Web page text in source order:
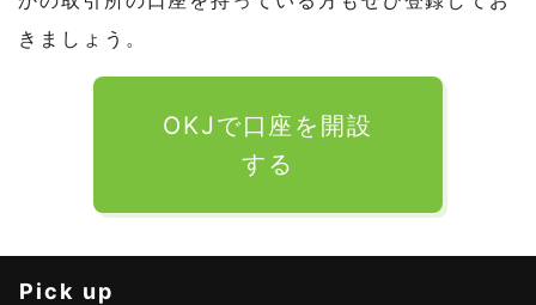
きましょう。
OKJで口座を開設
する
Pick up